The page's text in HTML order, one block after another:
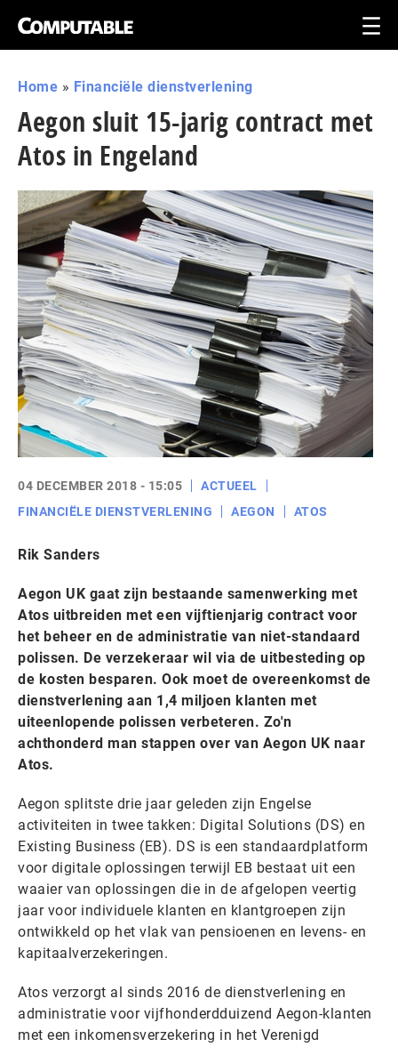
Home » Financiële dienstverlening
Aegon sluit 15-jarig contract met
Atos in Engeland
04 DECEMBER 2018 - 15:05
ACTUEEL
FINANCIËLE DIENSTVERLENING
AEGON ATOS
Rik Sanders
Aegon UK gaat zijn bestaande samenwerking met
Atos uitbreiden met een vijftienjarig contract voor
het beheer en de administratie van niet-standaard
polissen. De verzekeraar wil via de uitbesteding op
de kosten besparen. Ook moet de overeenkomst de
dienstverlening aan 1,4 miljoen klanten met
uiteenlopende polissen verbeteren. Zo'n
achthonderd man stappen over van Aegon UK naar
Atos.
Aegon splitste drie jaar geleden zijn Engelse
activiteiten in twee takken: Digital Solutions (DS) en
Existing Business (EB). DS is een standaardplatform
voor digitale oplossingen terwijl EB bestaat uit een
waaier van oplossingen die in de afgelopen veertig
jaar voor individuele klanten en klantgroepen zijn
ontwikkeld op het vlak van pensioenen en levens- en
kapitaalverzekeringen.
Atos verzorgt al sinds 2016 de dienstverlening en
administratie voor vijfhonderdduizend Aegon-klanten
met een inkomensverzekering in het Verenigd